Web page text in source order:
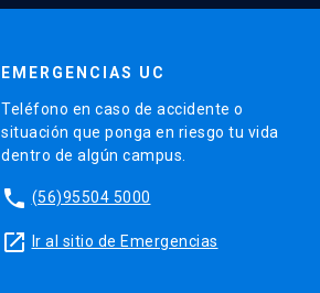
EMERGENCIAS UC
Teléfono en caso de accidente o
situación que ponga en riesgo tu vida
dentro de algún campus.
phone (56)95504 5000
launch Ir al sitio de Emergencias